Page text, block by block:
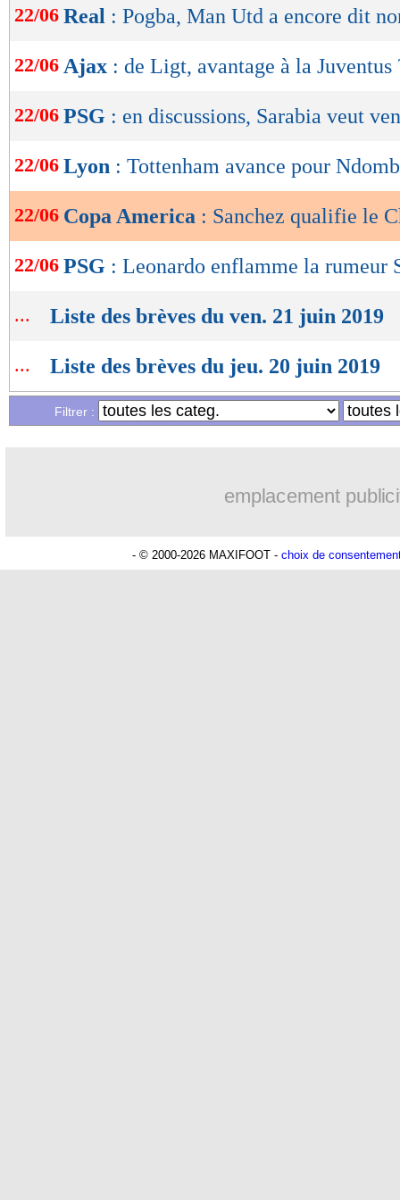
de
OK
22/06 Real : Pogba, Man Utd a encore dit
22/06 Ajax : de Ligt, avantage à la Juventus
22/06 PSG : en discussions, Sarabia veut
22/06 Lyon : Tottenham avance pour
22/06 Copa America : Sanchez qualifie le
22/06 PSG : Leonardo enflamme la rumeur
... Liste des brèves du ven. 21 juin 2019
... Liste des brèves du jeu. 20 juin 2019
Filtrer :
emplacement
- © 2000-2026 MAXIFOOT - choix de